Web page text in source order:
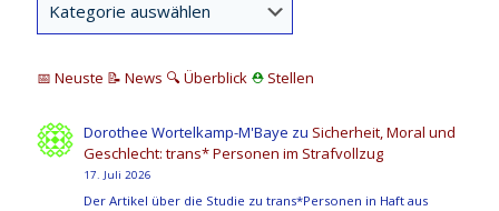
📅 Neuste 📝 News 🔍 Überblick ⛑ Stellen
Dorothee Wortelkamp-M'Baye zu Sicherheit, Moral und
Geschlecht: trans* Personen im Strafvollzug
17. Juli 2026
Der Artikel über die Studie zu trans*Personen in Haft aus